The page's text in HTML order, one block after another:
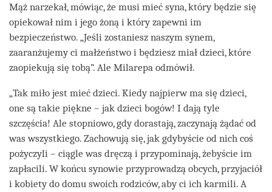
Mąż narzekał, mówiąc, że musi mieć syna, który będzie się
opiekował nim i jego żoną i który zapewni im
bezpieczeństwo. „Jeśli zostaniesz naszym synem,
zaaranżujemy ci małżeństwo i będziesz miał dzieci, które
zaopiekują się tobą”. Ale Milarepa odmówił.
„Tak miło jest mieć dzieci. Kiedy najpierw ma się dzieci,
one są takie piękne – jak dzieci bogów! I dają tyle
szczęścia! Ale stopniowo, gdy dorastają, zaczynają żądać od
was wszystkiego. Zachowują się, jak gdybyście od nich coś
pożyczyli – ciągle was dręczą i przypominają, żebyście im
zapłacili. W końcu synowie przyprowadzą obcych, przyjaciół
i kobiety do domu swoich rodziców, aby ci ich karmili. A